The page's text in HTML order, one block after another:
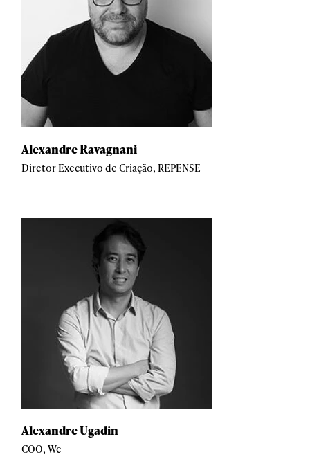
Alexandre Ravagnani
Diretor Executivo de Criação, REPENSE
Alexandre Ugadin
COO, We